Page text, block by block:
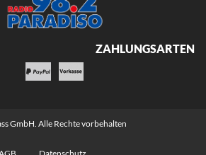
ZAHLUNGSARTEN
GmbH . Alle Rechte vorbehalten